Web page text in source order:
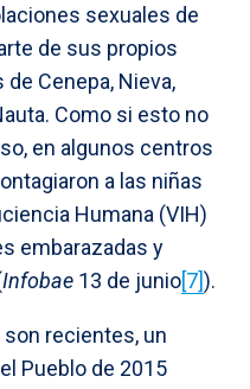
sexuales de
de sus propios
Cenepa, Nieva,
Como si esto no
en algunos centros
a las niñas
Humana (VIH)
embarazadas y
Infobae 13 de junio[7]).
recientes, un
Pueblo de 2015